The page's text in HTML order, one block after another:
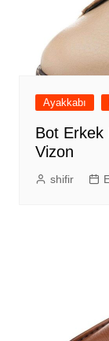
Ayakkabı
Bot Erkek
Vizon
shifir